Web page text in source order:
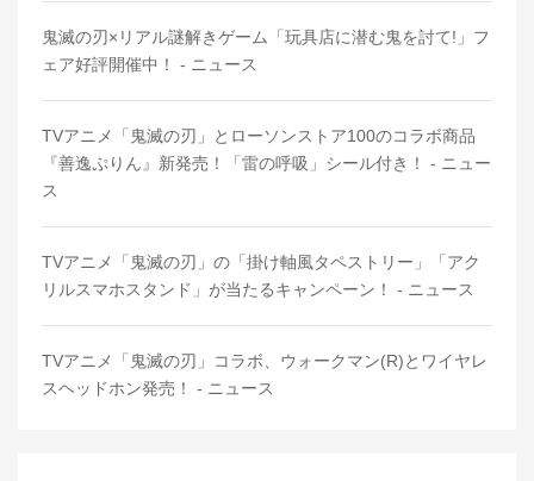
鬼滅の刃×リアル謎解きゲーム「玩具店に潜む鬼を討て!」フ
ェア好評開催中！ - ニュース
TVアニメ「鬼滅の刃」とローソンストア100のコラボ商品
『善逸ぷりん』新発売！「雷の呼吸」シール付き！ - ニュー
ス
TVアニメ「鬼滅の刃」の「掛け軸風タペストリー」「アク
リルスマホスタンド」が当たるキャンペーン！ - ニュース
TVアニメ「鬼滅の刃」コラボ、ウォークマン(R)とワイヤレ
スヘッドホン発売！ - ニュース